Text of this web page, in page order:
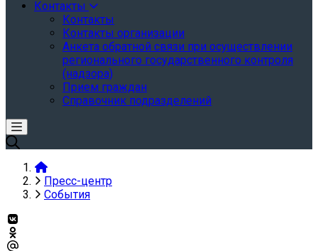
Контакты
Контакты
Контакты организации
Анкета обратной связи при осуществлении
регионального государственного контроля
(надзора)
Прием граждан
Справочник подразделений
Пресс-центр
События